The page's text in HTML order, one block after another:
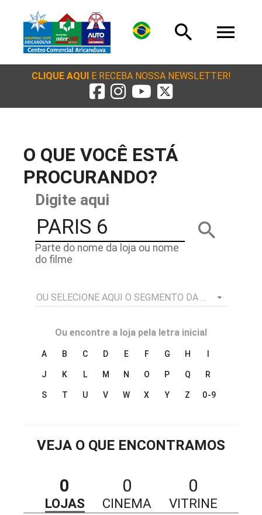
search menu
CLIQUE AQUIE RECEBA NOSSA NEWSLETTER!
O QUE VOCÊ ESTÁ
PROCURANDO?
Digite aqui
Parte do nome da loja ou nome
do filme
search
OU SELECIONE AQUI O SEGMENTO DA LOJA
Ou encontre a loja pela letra inicial
A B C D E F G H
J K L M N O P Q R
S T U V W X Y Z 0-9
VEJA O QUE ENCONTRAMOS
0
LOJAS
0
CINEMA
0
VITRINE